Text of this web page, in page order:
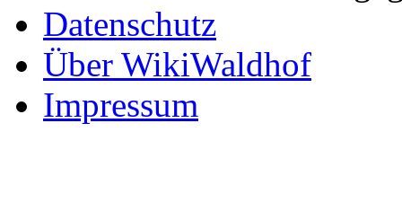
Datenschutz
Über WikiWaldhof
Impressum